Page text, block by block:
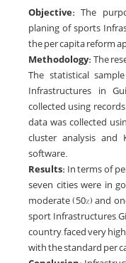
Objective: The
planing of sports
the per capita reform
Methodology:The
The statistical
Infrastructures in
collected using
data was collected
cluster analysis and
software.
Results: In terms of
seven cities were in
moderate (50%) and
sport Infrastructures,
country, faced very
with the standard per